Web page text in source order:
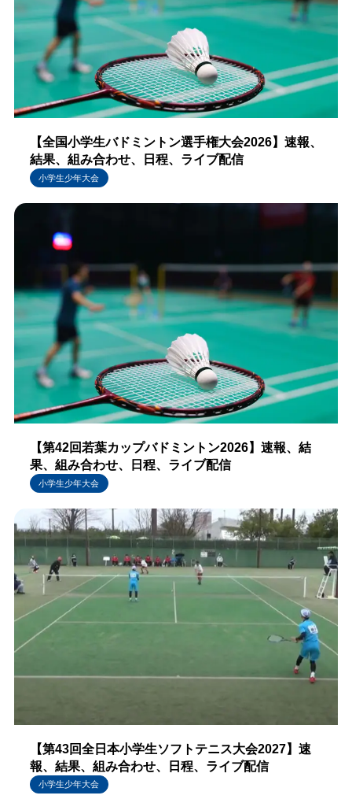
【全国小学生バドミントン選手権大会2026】速報、
結果、組み合わせ、日程、ライブ配信
小学生少年大会
【第42回若葉カップバドミントン2026】速報、結
果、組み合わせ、日程、ライブ配信
小学生少年大会
【第43回全日本小学生ソフトテニス大会2027】速
報、結果、組み合わせ、日程、ライブ配信
小学生少年大会